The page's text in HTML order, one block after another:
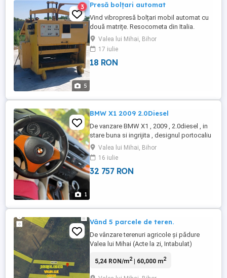
5
3 Presă bolțari automat
Vind vibropresă bolțari mobil automat cu
două matrițe. Resocometa din Italia.
Produce 4.000-5.000 pe zi. Preți 18.000
euro Tel.
Valea lui Mihai, Bihor
17 iulie
18 RON
1
BMW X1 2009 2.0Diesel
De vanzare BMW X1 , 2009 , 2.0diesel , in
stare buna si ingrijita , designul portocaliu
a fost facuta personalizata , treapa ,
incalzire in scaun , AC, Start/Stop , km
264000 etc. Mai multe detalii in privat
0742958858
Valea lui Mihai, Bihor
16 iulie
32 757 RON
Vând 5 parcele de teren.
De vânzare terenuri agricole și pădure
Valea lui Mihai (Acte la zi, Intabulat)
Valea lui Mihai (județul Bihor). Se vând
5,24 RON/m2| 60,000 m2